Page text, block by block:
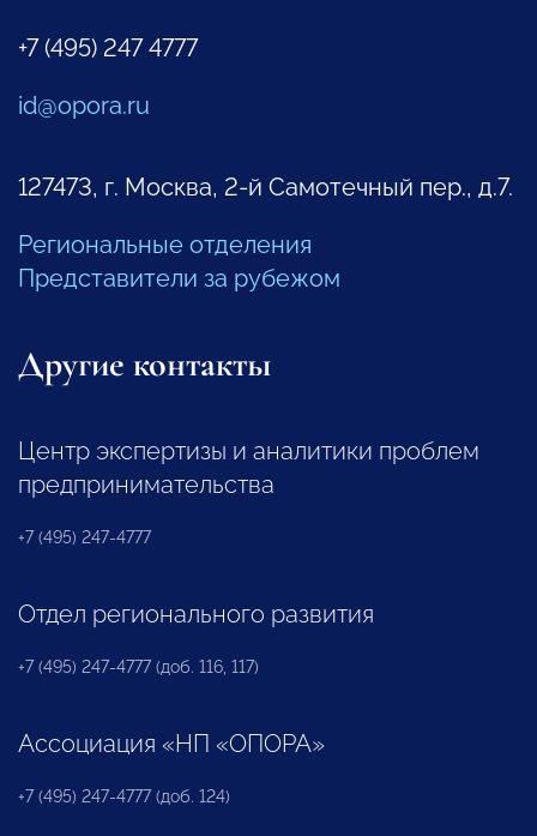
+7 (495) 247 4777
id@opora.ru
127473, г. Москва, 2-й Самотечный пер., д.7.
Региональные отделения
Представители за рубежом
Другие контакты
Центр экспертизы и аналитики проблем
предпринимательства
+7 (495) 247-4777
Отдел регионального развития
+7 (495) 247-4777 (доб. 116, 117)
Ассоциация «НП «ОПОРА»
+7 (495) 247-4777 (доб. 124)